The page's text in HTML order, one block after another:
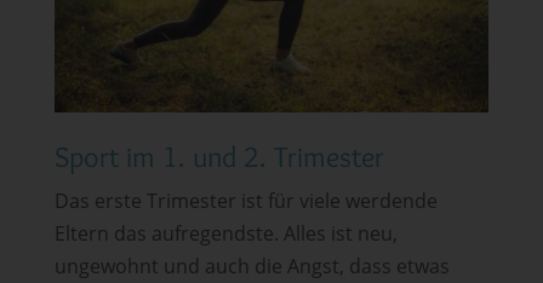
Sport im 1. und 2. Trimester
Das erste Trimester ist für viele werdende
Eltern das aufregendste. Alles ist neu,
ungewohnt und auch die Angst, dass etwas